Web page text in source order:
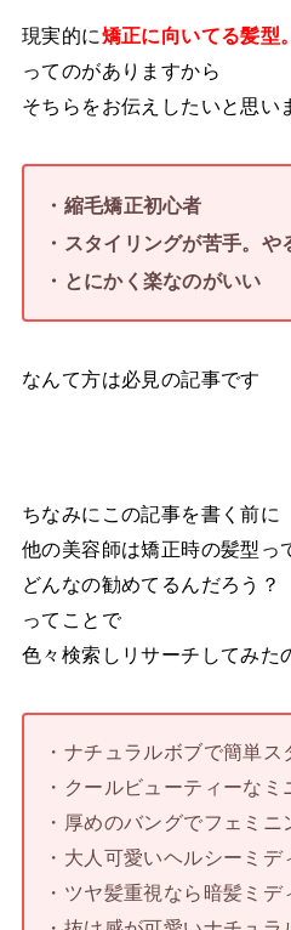
現実的に矯正に向いてる髪型
ってのがありますから
そちらをお伝えしたいと思い
・縮毛矯正初心者
・スタイリングが苦手。や
・とにかく楽なのがいい
なんて方は必見の記事です
ちなみにこの記事を書く前に
他の美容師は矯正時の髪型っ
どんなの勧めてるんだろう？
ってことで
色々検索しリサーチしてみた
・ナチュラルボブで簡単ス
・クールビューティーなミ
・厚めのバングでフェミニ
・大人可愛いヘルシーミデ
・ツヤ髪重視なら暗髪ミデ